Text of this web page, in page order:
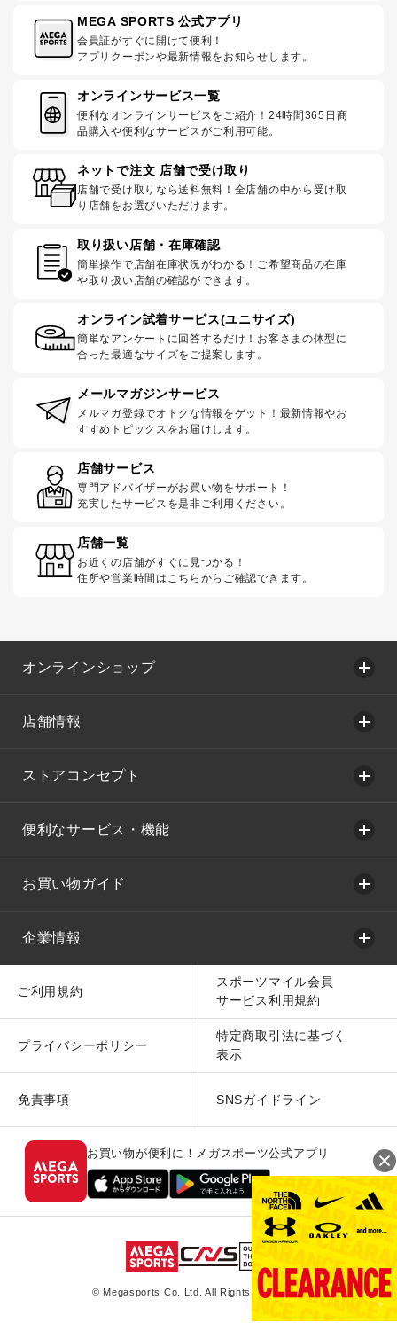
MEGA SPORTS 公式アプリ
会員証がすぐに開けて便利！
アプリクーポンや最新情報をお知らせします。
オンラインサービス一覧
便利なオンラインサービスをご紹介！24時間365日商
品購入や便利なサービスがご利用可能。
ネットで注文 店舗で受け取り
店舗で受け取りなら送料無料！全店舗の中から受け取
り店舗をお選びいただけます。
取り扱い店舗・在庫確認
簡単操作で店舗在庫状況がわかる！ご希望商品の在庫
や取り扱い店舗の確認ができます。
オンライン試着サービス(ユニサイズ)
簡単なアンケートに回答するだけ！お客さまの体型に
合った最適なサイズをご提案します。
メールマガジンサービス
メルマガ登録でオトクな情報をゲット！最新情報やお
すすめトピックスをお届けします。
店舗サービス
専門アドバイザーがお買い物をサポート！
充実したサービスを是非ご利用ください。
店舗一覧
お近くの店舗がすぐに見つかる！
住所や営業時間はこちらからご確認できます。
オンラインショップ
店舗情報
ストアコンセプト
便利なサービス・機能
お買い物ガイド
企業情報
ご利用規約
スポーツマイル会員
サービス利用規約
プライバシーポリシー
特定商取引法に基づく
表示
免責事項 SNSガイドライン
お買い物が便利に！メガスポーツ公式アプリ
© Megasports Co. Ltd. All Rights Reserved.